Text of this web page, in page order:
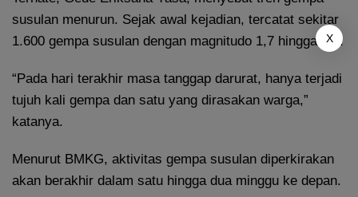
susulan menurun. Sejak awal kejadian, tercatat sekitar
1.600 gempa susulan dengan magnitudo 1,7 hingga 5,8.
“Pada hari terakhir masa tanggap darurat, hanya terjadi
tujuh kali gempa dan satu yang dirasakan warga,”
katanya.
Menurut BMKG, aktivitas gempa susulan diperkirakan
akan berakhir dalam satu hingga dua minggu ke depan.
X